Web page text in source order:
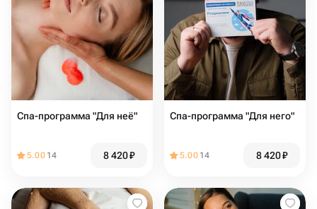
Спа-программа "Для неё"
5.00 14 8 420₽
Спа-программа "Для него"
5.00 14 8 420₽